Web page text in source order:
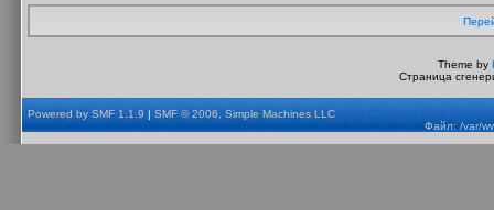
Theme by
Страница
Powered by SMF 1.1.9|SMF © 2006, Simple Machines LLC
Файл: /var/